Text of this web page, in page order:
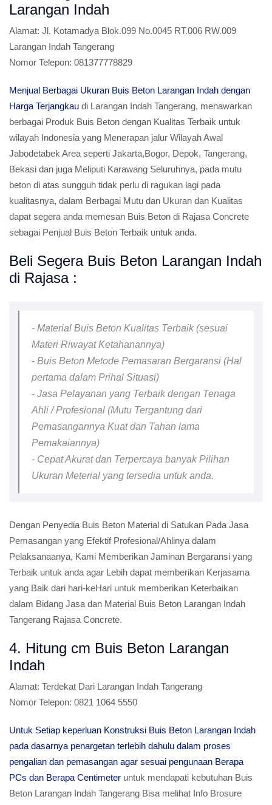
Larangan Indah
Alamat: Jl. Kotamadya Blok.099 No.0045 RT.006 RW.009
Larangan Indah Tangerang
Nomor Telepon: 081377778829
Menjual Berbagai Ukuran Buis Beton Larangan Indah dengan
Harga Terjangkau di Larangan Indah Tangerang, menawarkan
berbagai Produk Buis Beton dengan Kualitas Terbaik untuk
wilayah Indonesia yang Menerapan jalur Wilayah Awal
Jabodetabek Area seperti Jakarta,Bogor, Depok, Tangerang,
Bekasi dan juga Meliputi Karawang Seluruhnya, pada mutu
beton di atas sungguh tidak perlu di ragukan lagi pada
kualitasnya, dalam Berbagai Mutu dan Ukuran dan Kualitas
dapat segera anda memesan Buis Beton di Rajasa Concrete
sebagai Penjual Buis Beton Terbaik untuk anda.
Beli Segera Buis Beton Larangan Indah
di Rajasa :
- Material Buis Beton Kualitas Terbaik (sesuai
Materi Riwayat Ketahanannya)
- Buis Beton Metode Pemasaran Bergaransi (Hal
pertama dalam Prihal Situasi)
- Jasa Pelayanan yang Terbaik dengan Tenaga
Ahli / Profesional (Mutu Tergantung dari
Pemasangannya Kuat dan Tahan lama
Pemakaiannya)
- Cepat Akurat dan Terpercaya banyak Pilihan
Ukuran Meterial yang tersedia untuk anda.
Dengan Penyedia Buis Beton Material di Satukan Pada Jasa
Pemasangan yang Efektif Profesional/Ahlinya dalam
Pelaksanaanya, Kami Memberikan Jaminan Bergaransi yang
Terbaik untuk anda agar Lebih dapat memberikan Kerjasama
yang Baik dari hari-keHari untuk memberikan Keterbaikan
dalam Bidang Jasa dan Material Buis Beton Larangan Indah
Tangerang Rajasa Concrete.
4. Hitung cm Buis Beton Larangan
Indah
Alamat: Terdekat Dari Larangan Indah Tangerang
Nomor Telepon: 0821 1064 5550
Untuk Setiap keperluan Konstruksi Buis Beton Larangan Indah
pada dasarnya penargetan terlebih dahulu dalam proses
pengalian dan pemasangan agar sesuai pengunaan Berapa
PCs dan Berapa Centimeter untuk mendapati kebutuhan Buis
Beton Larangan Indah Tangerang Bisa melihat Info Brosure